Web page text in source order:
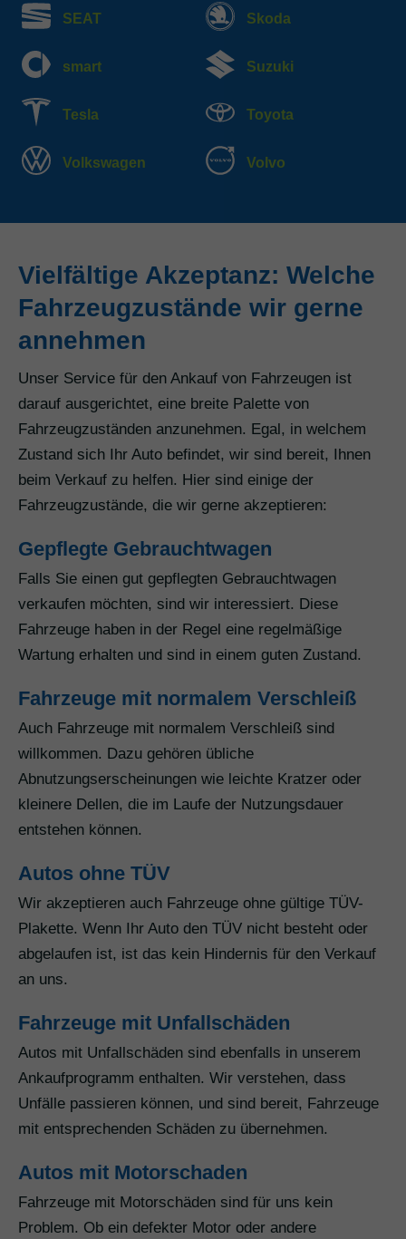
SEAT Skoda
smart Suzuki
Tesla Toyota
Volkswagen Volvo
Vielfältige Akzeptanz: Welche
Fahrzeugzustände wir gerne
annehmen
Unser Service für den Ankauf von Fahrzeugen ist
darauf ausgerichtet, eine breite Palette von
Fahrzeugzuständen anzunehmen. Egal, in welchem
Zustand sich Ihr Auto befindet, wir sind bereit, Ihnen
beim Verkauf zu helfen. Hier sind einige der
Fahrzeugzustände, die wir gerne akzeptieren:
Gepflegte Gebrauchtwagen
Falls Sie einen gut gepflegten Gebrauchtwagen
verkaufen möchten, sind wir interessiert. Diese
Fahrzeuge haben in der Regel eine regelmäßige
Wartung erhalten und sind in einem guten Zustand.
Fahrzeuge mit normalem Verschleiß
Auch Fahrzeuge mit normalem Verschleiß sind
willkommen. Dazu gehören übliche
Abnutzungserscheinungen wie leichte Kratzer oder
kleinere Dellen, die im Laufe der Nutzungsdauer
entstehen können.
Autos ohne TÜV
Wir akzeptieren auch Fahrzeuge ohne gültige TÜV-
Plakette. Wenn Ihr Auto den TÜV nicht besteht oder
abgelaufen ist, ist das kein Hindernis für den Verkauf
an uns.
Fahrzeuge mit Unfallschäden
Autos mit Unfallschäden sind ebenfalls in unserem
Ankaufprogramm enthalten. Wir verstehen, dass
Unfälle passieren können, und sind bereit, Fahrzeuge
mit entsprechenden Schäden zu übernehmen.
Autos mit Motorschaden
Fahrzeuge mit Motorschäden sind für uns kein
Problem. Ob ein defekter Motor oder andere